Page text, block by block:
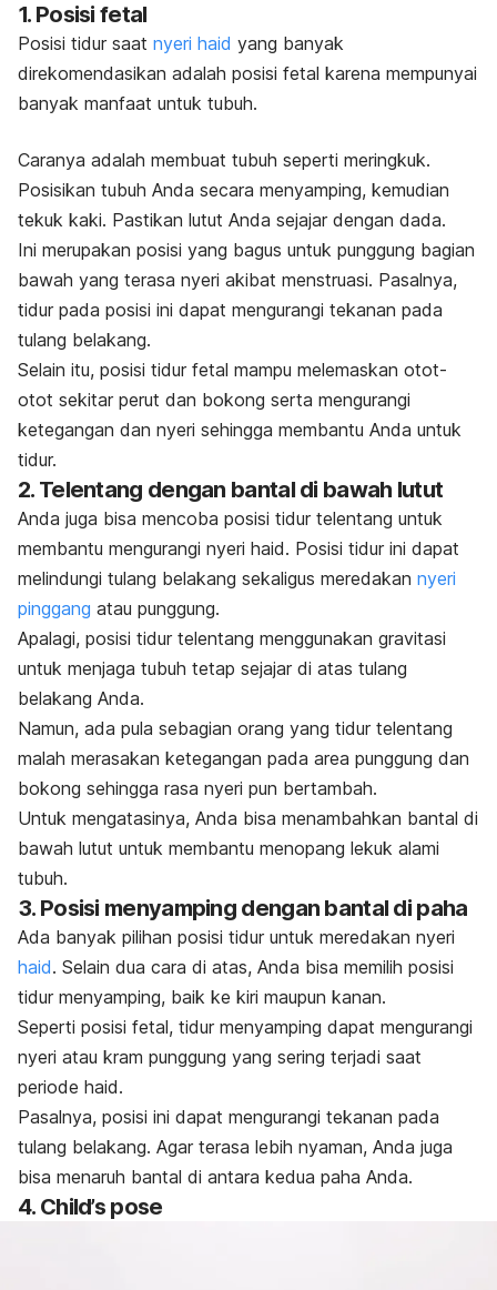
1. Posisi fetal
Posisi tidur saat nyeri haid yang banyak
direkomendasikan adalah posisi fetal karena mempunyai
banyak manfaat untuk tubuh.
Caranya adalah membuat tubuh seperti meringkuk.
Posisikan tubuh Anda secara menyamping, kemudian
tekuk kaki. Pastikan lutut Anda sejajar dengan dada.
Ini merupakan posisi yang bagus untuk punggung bagian
bawah yang terasa nyeri akibat menstruasi. Pasalnya,
tidur pada posisi ini dapat mengurangi tekanan pada
tulang belakang.
Selain itu, posisi tidur fetal mampu melemaskan otot-
otot sekitar perut dan bokong serta mengurangi
ketegangan dan nyeri sehingga membantu Anda untuk
tidur.
2. Telentang dengan bantal di bawah lutut
Anda juga bisa mencoba posisi tidur telentang untuk
membantu mengurangi nyeri haid. Posisi tidur ini dapat
melindungi tulang belakang sekaligus meredakan nyeri
pinggang atau punggung.
Apalagi, posisi tidur telentang menggunakan gravitasi
untuk menjaga tubuh tetap sejajar di atas tulang
belakang Anda.
Namun, ada pula sebagian orang yang tidur telentang
malah merasakan ketegangan pada area punggung dan
bokong sehingga rasa nyeri pun bertambah.
Untuk mengatasinya, Anda bisa menambahkan bantal di
bawah lutut untuk membantu menopang lekuk alami
tubuh.
3. Posisi menyamping dengan bantal di paha
Ada banyak pilihan posisi tidur untuk meredakan nyeri
haid. Selain dua cara di atas, Anda bisa memilih posisi
tidur menyamping, baik ke kiri maupun kanan.
Seperti posisi fetal, tidur menyamping dapat mengurangi
nyeri atau kram punggung yang sering terjadi saat
periode haid.
Pasalnya, posisi ini dapat mengurangi tekanan pada
tulang belakang. Agar terasa lebih nyaman, Anda juga
bisa menaruh bantal di antara kedua paha Anda.
4. Child’s pose